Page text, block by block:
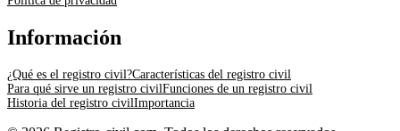
Información
¿Qué es el registro civil?Características del registro civil
Para qué sirve un registro civilFunciones de un registro civil
Historia del registro civilImportancia